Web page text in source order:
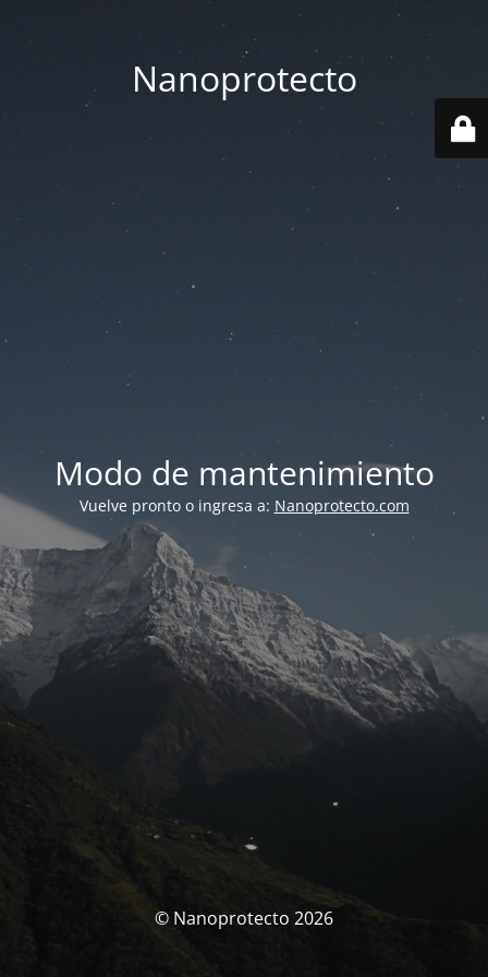
Nanoprotecto
Modo de mantenimiento
Vuelve pronto o ingresa a: Nanoprotecto.com
© Nanoprotecto 2026